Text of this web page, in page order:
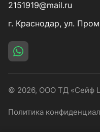
2151919@mail.ru
г. Краснодар, ул.
© 2026, ООО ТД «Сейф
Политика